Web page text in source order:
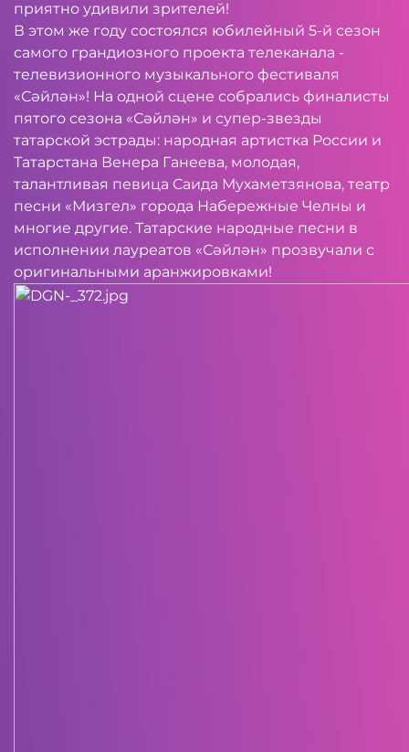
приятно удивили зрителей!
В этом же году состоялся юбилейный 5-й сезон
самого грандиозного проекта телеканала -
телевизионного музыкального фестиваля
«Сәйлән»! На одной сцене собрались финалисты
пятого сезона «Сәйлән» и супер-звезды
татарской эстрады: народная артистка России и
Татарстана Венера Ганеева, молодая,
талантливая певица Саида Мухаметзянова, театр
песни «Мизгел» города Набережные Челны и
многие другие. Татарские народные песни в
исполнении лауреатов «Сәйлән» прозвучали с
оригинальными аранжировками!